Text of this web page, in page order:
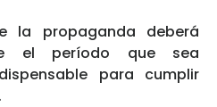
la propaganda deberá
el período que sea
para cumplir